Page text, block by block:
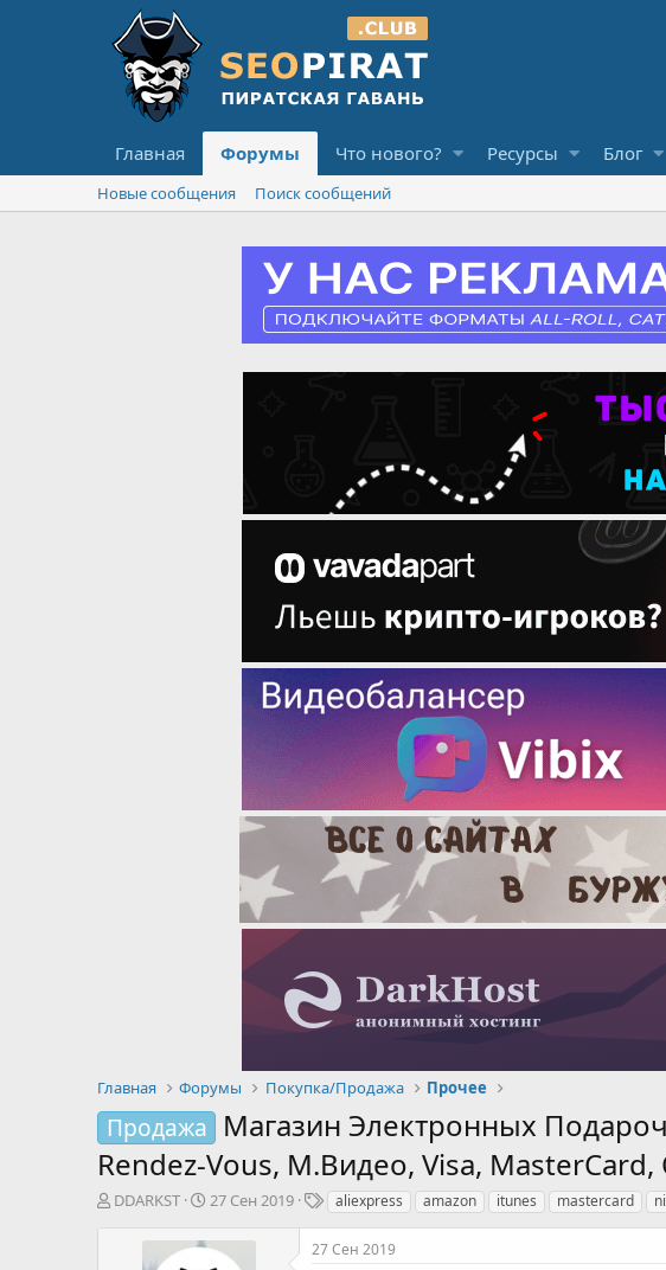
Главная Форумы Что нового? Ресурсы Блог
Новые сообщения Поиск сообщений
Главная Форумы Покупка/Продажа Прочее
Продажа Магазин Электронных
Rendez-Vous, М.Видео, Visa, MasterCard,
А
DDARKST
Д
т
а
27 Сен 2019
Т
г
aliexpress amazon itunes mastercard
27 Сен 2019